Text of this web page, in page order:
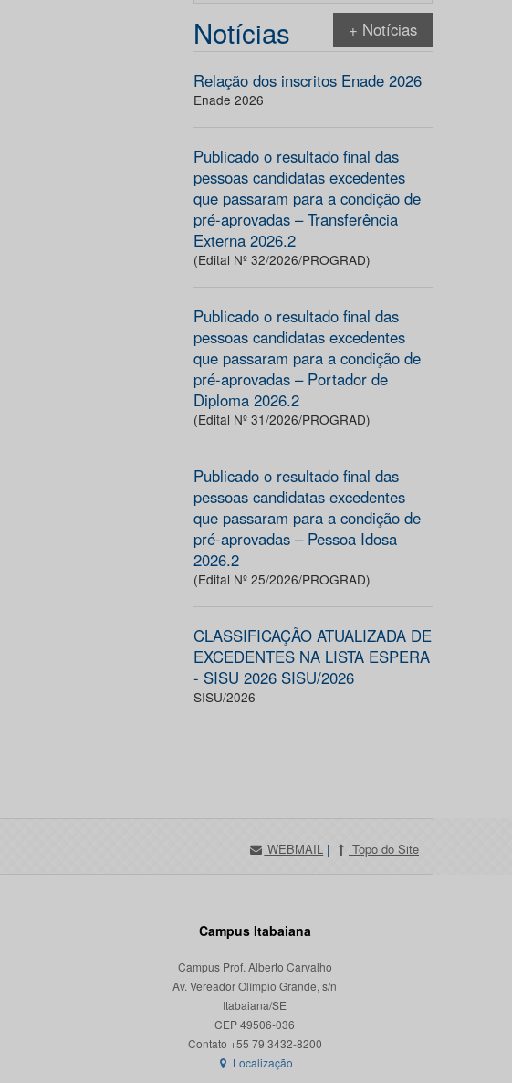
Notícias + Notícias
Relação dos inscritos Enade 2026
Enade 2026
Publicado o resultado final das
pessoas candidatas excedentes
que passaram para a condição de
pré-aprovadas – Transferência
Externa 2026.2
(Edital Nº 32/2026/PROGRAD)
Publicado o resultado final das
pessoas candidatas excedentes
que passaram para a condição de
pré-aprovadas – Portador de
Diploma 2026.2
(Edital Nº 31/2026/PROGRAD)
Publicado o resultado final das
pessoas candidatas excedentes
que passaram para a condição de
pré-aprovadas – Pessoa Idosa
2026.2
(Edital Nº 25/2026/PROGRAD)
CLASSIFICAÇÃO ATUALIZADA DE
EXCEDENTES NA LISTA ESPERA
- SISU 2026 SISU/2026
SISU/2026
WEBMAIL | Topo do Site
Campus Itabaiana
Campus Prof. Alberto Carvalho
Av. Vereador Olímpio Grande, s/n
Itabaiana/SE
CEP 49506-036
Localização